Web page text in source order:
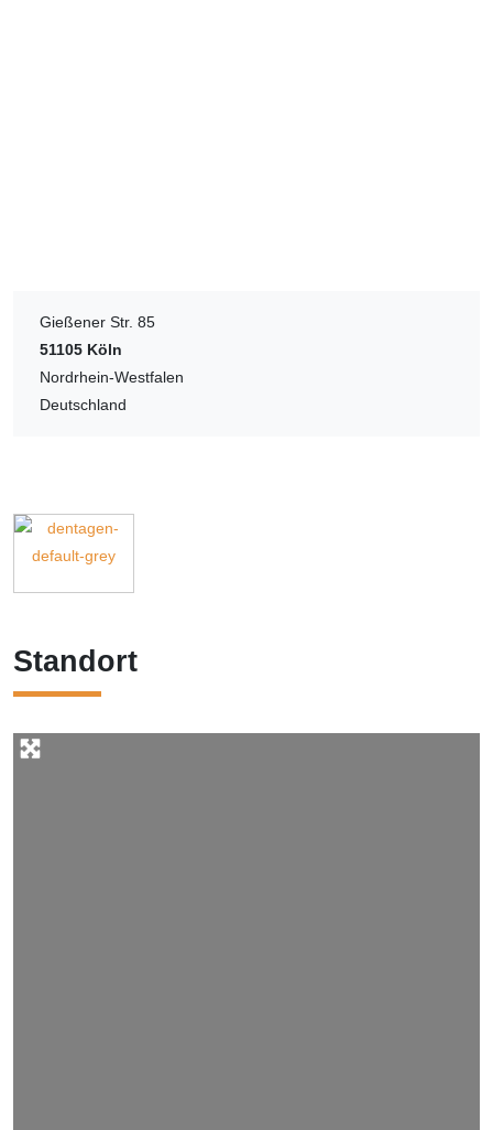
Gießener Str. 85
51105 Köln
Nordrhein-Westfalen
Deutschland
Standort